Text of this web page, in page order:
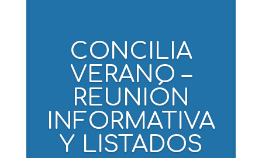
CONCILIA
VERANO –
REUNIÓN
INFORMATIVA
Y LISTADOS